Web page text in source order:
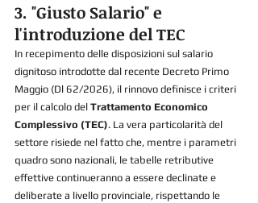
3. "Giusto Salario" e
l'introduzione del TEC
In recepimento delle disposizioni sul salario
dignitoso introdotte dal recente Decreto Primo
Maggio (Dl 62/2026), il rinnovo definisce i criteri
per il calcolo del Trattamento Economico
Complessivo (TEC). La vera particolarità del
settore risiede nel fatto che, mentre i parametri
quadro sono nazionali, le tabelle retributive
effettive continueranno a essere declinate e
deliberate a livello provinciale, rispettando le